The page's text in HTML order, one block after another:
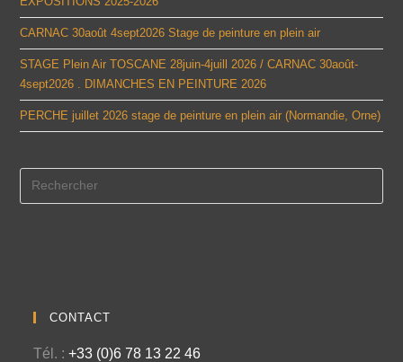
CARNAC 30août 4sept2026 Stage de peinture en plein air
STAGE Plein Air TOSCANE 28juin-4juill 2026 / CARNAC 30août-
4sept2026 . DIMANCHES EN PEINTURE 2026
PERCHE juillet 2026 stage de peinture en plein air (Normandie, Orne)
CONTACT
Tél. :+33 (0)6 78 13 22 46